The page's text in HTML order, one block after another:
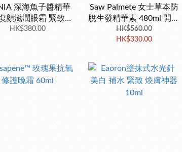
深海魚子醬精華
顏滋潤眼霜 緊致抗
皺補水 15g
HK$380.00
Saw Palmete 女士草本防
脫生發精華素 480ml 開封
後6個月內用完
HK$560.00
HK$330.00